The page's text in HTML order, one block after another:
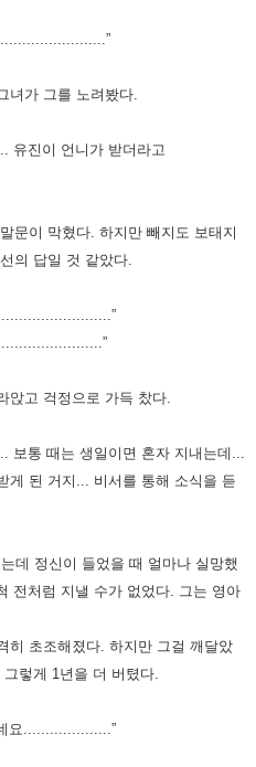
녀가 그를 노려봤다.
유진이 언니가 받더라고
문이 막혔다. 하지만 빼지도 보태지
의 답일 것 같았다.
앉고 걱정으로 가득 찼다.
보통 때는 생일이면 혼자 지내는데...
게 된 거지... 비서를 통해 소식을 듣
데 정신이 들었을 때 얼마나 실망했
전처럼 지낼 수가 없었다.
그는 영아
히 초조해졌다. 하지만 그걸 깨달았
그렇게 1년을 더 버텼다.
요....................”